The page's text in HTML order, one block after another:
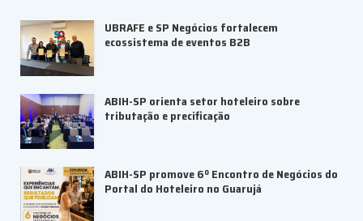
UBRAFE e SP Negócios fortalecem
ecossistema de eventos B2B
ABIH-SP orienta setor hoteleiro sobre
tributação e precificação
ABIH-SP promove 6º Encontro de Negócios do
Portal do Hoteleiro no Guarujá